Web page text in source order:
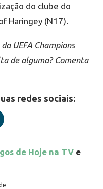
do clube do
Haringey (N17).
UEFA Champions
de alguma? Comenta
redes sociais:
de Hoje na TV e